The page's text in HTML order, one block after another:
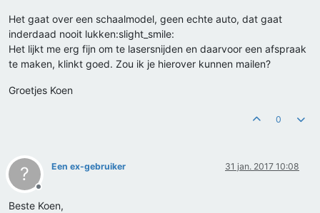
Het gaat over een schaalmodel, geen echte auto, dat gaat
inderdaad nooit lukken:slight_smile:
Het lijkt me erg fijn om te lasersnijden en daarvoor een afspraak
te maken, klinkt goed. Zou ik je hierover kunnen mailen?
Groetjes Koen
0
?
Offline
Een ex-gebruiker 31 jan. 2017 10:08
Beste Koen,